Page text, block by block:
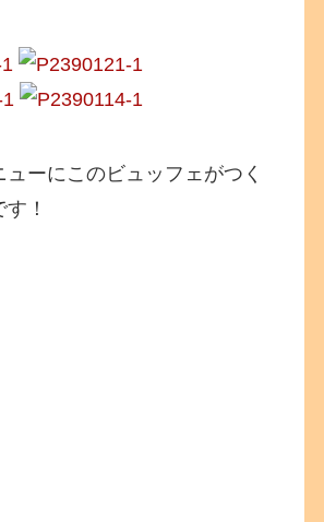
ーにこのビュッフェがつく
！